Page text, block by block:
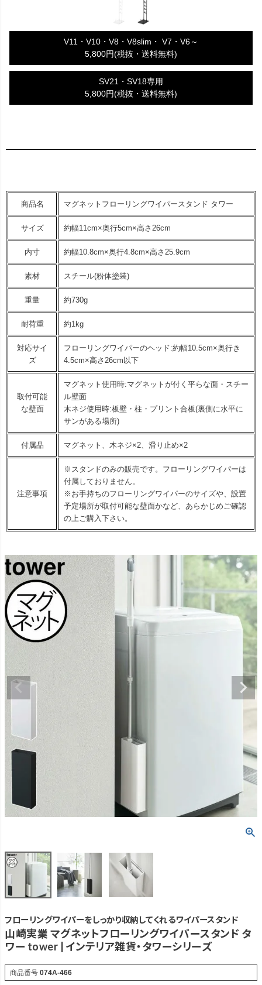
V11・V10・V8・V8slim・ V7・V6～
5,800円(税抜・送料無料)
SV21・SV18専用
5,800円(税抜・送料無料)
商品名 マグネットフローリングワイパースタンド タワー
サイズ 約幅11cm×奥行5cm×高さ26cm
内寸 約幅10.8cm×奥行4.8cm×高さ25.9cm
素材 スチール(粉体塗装)
重量 約730g
耐荷重 約1kg
対応サイ
ズ
フローリングワイパーのヘッド:約幅10.5cm×奥行き
4.5cm×高さ26cm以下
取付可能
な壁面
マグネット使用時:マグネットが付く平らな面・スチー
ル壁面
木ネジ使用時:板壁・柱・プリント合板(裏側に水平に
サンがある場所)
付属品 マグネット、木ネジ×2、滑り止め×2
注意事項
※スタンドのみの販売です。フローリングワイパーは
付属しておりません。
※お手持ちのフローリングワイパーのサイズや、設置
予定場所が取付可能な壁面かなど、あらかじめご確認
の上ご購入下さい。
フローリングワイパーをしっかり収納してくれるワイパースタンド
山崎実業 マグネットフローリングワイパースタンド タ
ワー tower | インテリア雑貨・タワーシリーズ
商品番号 074A-466